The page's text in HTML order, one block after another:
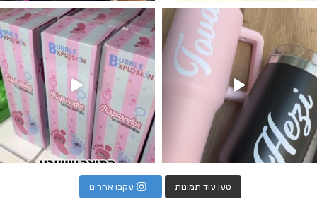
מטף לגילוי מין העובר חזר למלא
טען עוד תמונות עקבו אחרינו